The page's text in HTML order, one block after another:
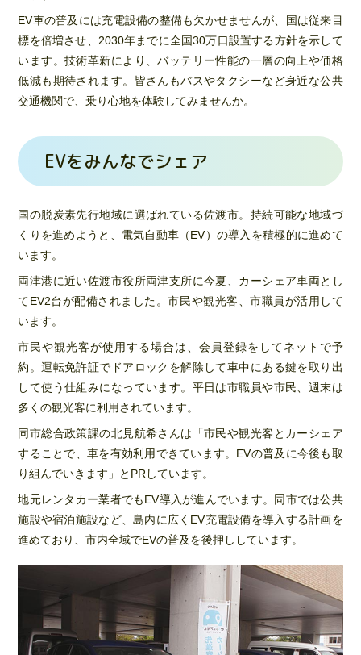
EV車の普及には充電設備の整備も欠かせませんが、国は従来目
標を倍増させ、2030年までに全国30万口設置する方針を示して
います。技術革新により、バッテリー性能の一層の向上や価格
低減も期待されます。皆さんもバスやタクシーなど身近な公共
交通機関で、乗り心地を体験してみませんか。
EVをみんなでシェア
国の脱炭素先行地域に選ばれている佐渡市。持続可能な地域づ
くりを進めようと、電気自動車（EV）の導入を積極的に進めて
います。
両津港に近い佐渡市役所両津支所に今夏、カーシェア車両とし
てEV2台が配備されました。市民や観光客、市職員が活用して
います。
市民や観光客が使用する場合は、会員登録をしてネットで予
約。運転免許証でドアロックを解除して車中にある鍵を取り出
して使う仕組みになっています。平日は市職員や市民、週末は
多くの観光客に利用されています。
同市総合政策課の北見航希さんは「市民や観光客とカーシェア
することで、車を有効利用できています。EVの普及に今後も取
り組んでいきます」とPRしています。
地元レンタカー業者でもEV導入が進んでいます。同市では公共
施設や宿泊施設など、島内に広くEV充電設備を導入する計画を
進めており、市内全域でEVの普及を後押ししています。